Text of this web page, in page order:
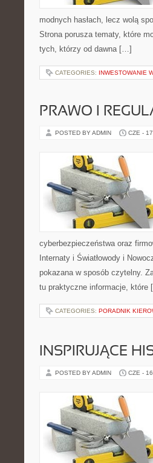
modnych hasłach, lecz wolą
Strona porusza tematy, które
tych, którzy od dawna […]
CATEGORIES: INWESTOWANIE
PRAWO I
POSTED BY ADMIN CZE -
cyberbezpieczeństwa oraz
Internaty i Światłowody i
pokazana w sposób czytelny.
tu praktyczne informacje, które
CATEGORIES: PORADNIK
INSPIRUJĄCE
POSTED BY ADMIN CZE -